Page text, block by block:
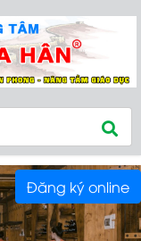
Đăng ký online